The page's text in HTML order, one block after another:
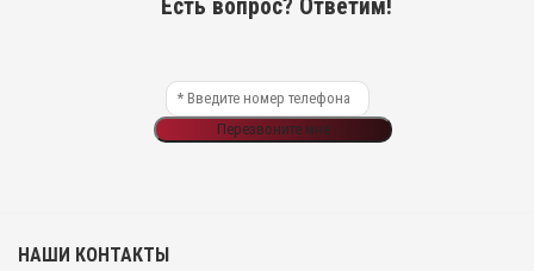
Есть вопрос? Ответим!
Перезвоните мне
НАШИ КОНТАКТЫ